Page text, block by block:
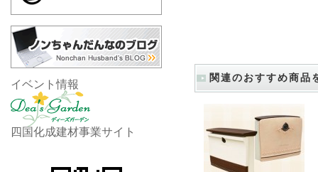
関連のおすすめ商品
イベント情報
四国化成建材事業サイト